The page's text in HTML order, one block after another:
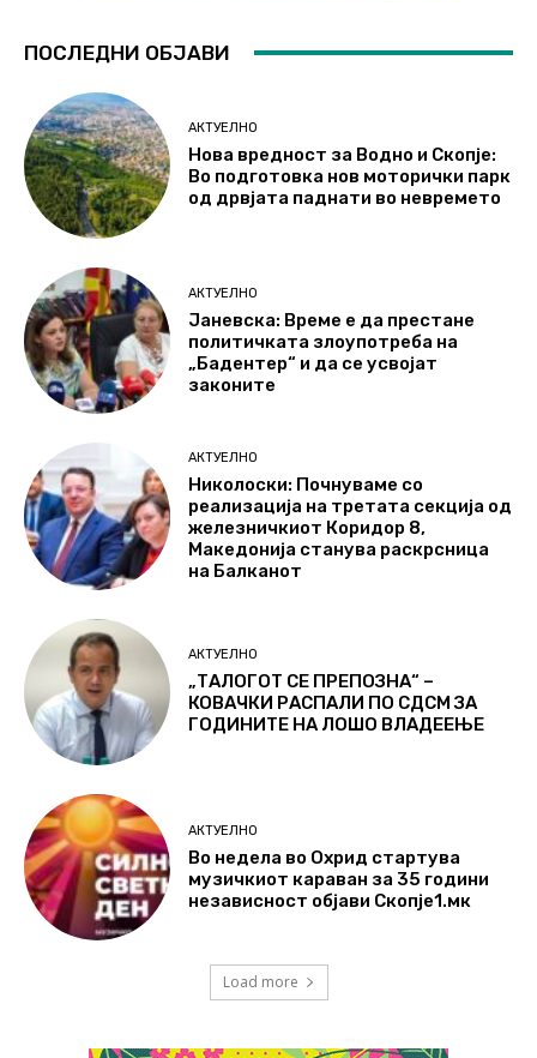
ПОСЛЕДНИ ОБЈАВИ
АКТУЕЛНО
Нова вредност за Водно и Скопје:
Во подготовка нов моторички парк
од дрвјата паднати во невремето
АКТУЕЛНО
Јаневска: Време е да престане
политичката злоупотреба на
„Бадентер“ и да се усвојат
законите
АКТУЕЛНО
Николоски: Почнуваме со
реализација на третата секција од
железничкиот Коридор 8,
Македонија станува раскрсница
на Балканот
АКТУЕЛНО
„ТАЛОГОТ СЕ ПРЕПОЗНА“ –
КОВАЧКИ РАСПАЛИ ПО СДСМ ЗА
ГОДИНИТЕ НА ЛОШО ВЛАДЕЕЊЕ
АКТУЕЛНО
Во недела во Охрид стартува
музичкиот караван за 35 години
независност објави Скопје1.мк
Load more